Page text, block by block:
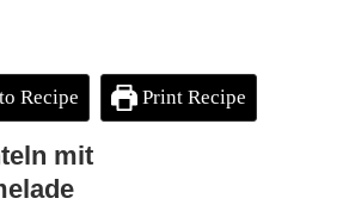
Recipe Print Recipe
mit